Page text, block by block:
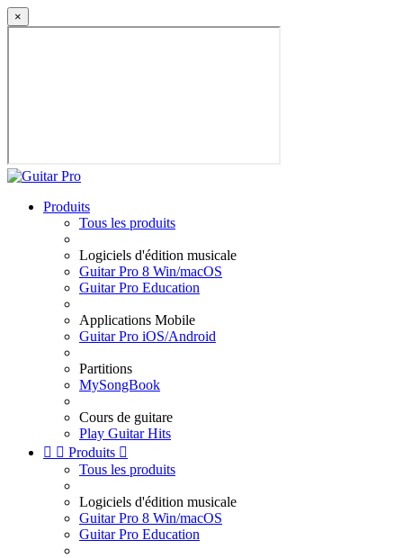
×
Produits
Tous les produits
Logiciels d'édition musicale
Guitar Pro 8 Win/macOS
Guitar Pro Education
Applications Mobile
Guitar Pro iOS/Android
Partitions
MySongBook
Cours de guitare
Play Guitar Hits
  Produits 
Tous les produits
Logiciels d'édition musicale
Guitar Pro 8 Win/macOS
Guitar Pro Education